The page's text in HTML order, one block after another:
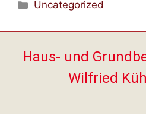
Uncategorized
Haus- und
Wilfried